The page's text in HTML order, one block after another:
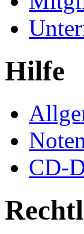
Hilfe
CD-